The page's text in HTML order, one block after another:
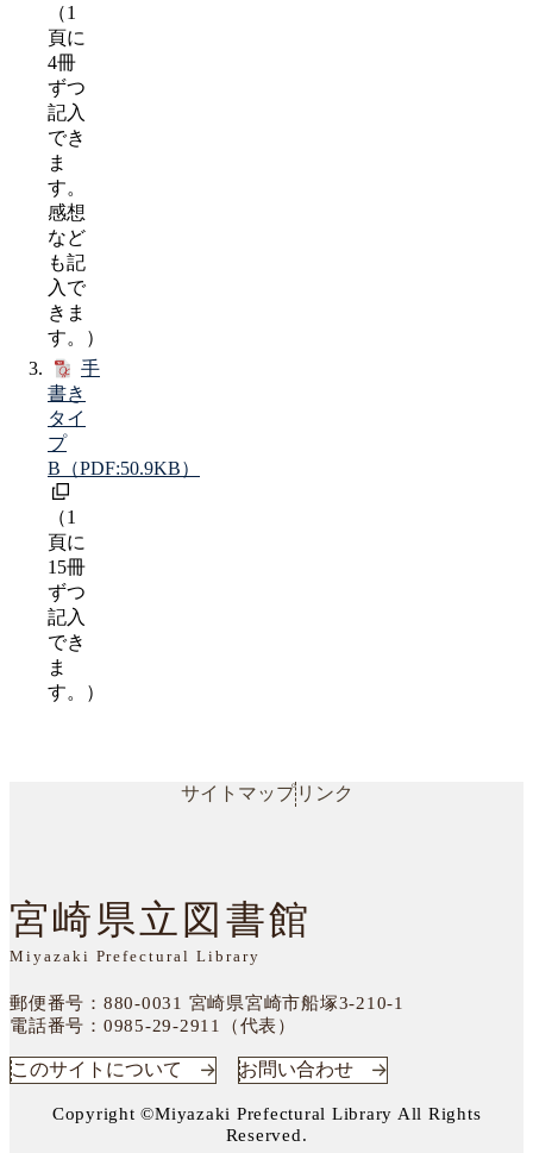
（1
頁に
4冊
ずつ
記入
でき
ま
す。
感想
など
も記
入で
きま
す。）
手
書き
タイ
プ
B （PDF:50.9KB）
（1
頁に
15冊
ずつ
記入
でき
ま
す。）
サイトマップリンク
宮崎県立図書館
Miyazaki Prefectural Library
郵便番号：880-0031 宮崎県宮崎市船塚3-210-1
電話番号： 0985-29-2911（代表）
このサイトについて お問い合わせ
Copyright ©Miyazaki Prefectural Library All Rights
Reserved.